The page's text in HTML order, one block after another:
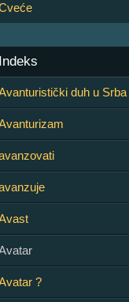
Indeks
duh u Srba
?